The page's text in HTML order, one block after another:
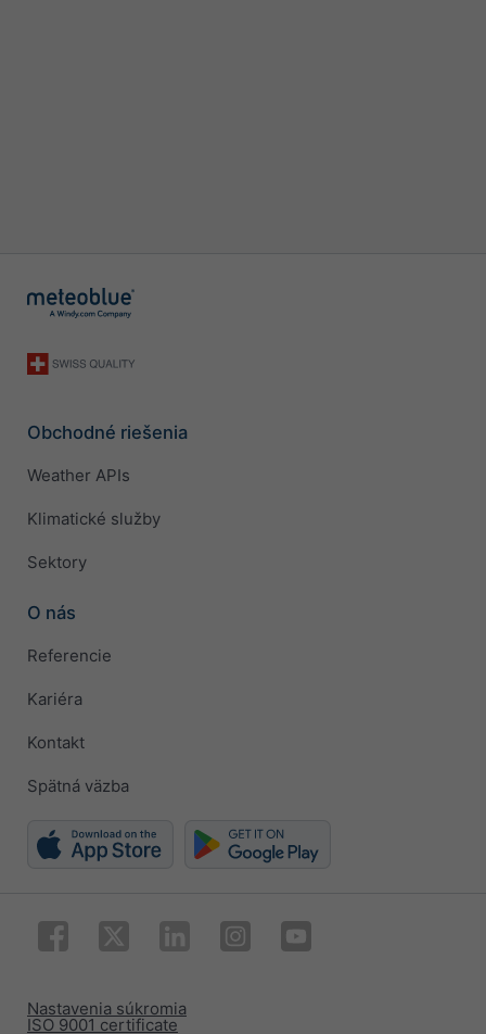
Obchodné riešenia
Weather APIs
Klimatické služby
Sektory
O nás
Referencie
Kariéra
Kontakt
Spätná väzba
ISO 9001 certificate
Nastavenia súkromia